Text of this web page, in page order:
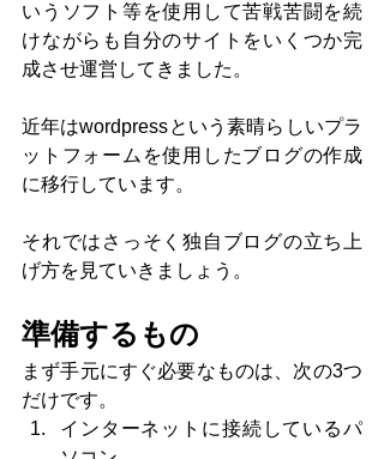
いうソフト等を使用して苦戦苦闘を続
けながらも自分のサイトをいくつか完
成させ運営してきました。
近年はwordpressという素晴らしいプラ
ットフォームを使用したブログの作成
に移行しています。
それではさっそく独自ブログの立ち上
げ方を見ていきましょう。
準備するもの
まず手元にすぐ必要なものは、次の3つ
だけです。
インターネットに接続しているパ